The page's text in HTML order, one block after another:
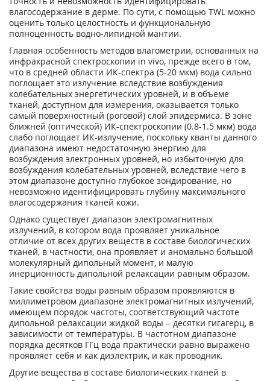
влагосодержание в дерме. По сути, с помощью TWL можно
оценить только целостность и функциональную
полноценность водно-липидной мантии.
Главная особенность методов влагометрии, основанных на
инфракрасной спектроскопии in vivo, прежде всего в том,
что в средней области ИК-спектра (5-20 мкм) вода сильно
поглощает это излучение вследствие возбуждения
колебательных энергетических уровней, и в объеме
тканей, доступном для измерения, оказывается только
самый поверхностный (роговой) слой эпидермиса. В зоне
ближней (оптической) ИК-спектроскопии (0.8-1.5 мкм) вода
слабо поглощает ИК-излучение, поскольку кванты данного
диапазона имеют недостаточную энергию для
возбуждения электронных уровней, но избыточную для
возбуждения колебательных уровней, вследствие чего в
этом диапазоне доступно глубокое зондирование, но
невозможно идентифицировать глубину максимального
влагосодержания тканей кожи.
Однако существует диапазон электромагнитных
излучений, в котором вода проявляет уникальное
отличие от всех других веществ в составе биологических
тканей, в частности, она проявляет и аномально большой
молекулярный дипольный момент, и малую
инерционность дипольной релаксации равным образом.
Такие свойства воды равным образом проявляются в
миллиметровом диапазоне электромагнитных излучений,
имеющем порядок частоты, соответствующий частоте
дипольной релаксации жидкой воды – десятки гигагерц, в
зависимости от температуры. В частотном диапазоне
порядка десятков ГГц вода практически равно выражено
проявляет себя и как диэлектрик, и как проводник.
Другие вещества в составе биологических тканей в